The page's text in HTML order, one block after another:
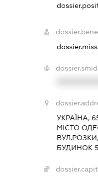
УКРАЇНА,
МІСТО
БУДИНОК